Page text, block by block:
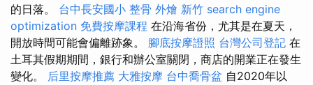
的日落。 台中長安國小 整骨 外燴 新竹 search engine
optimization 免費按摩課程 在沿海省份，尤其是在夏天，
開放時間可能會偏離跡象。 腳底按摩證照 台灣公司登記 在
土耳其假期期間，銀行和辦公室關閉，商店的開業正在發生
變化。 后里按摩推薦 大雅按摩 台中喬骨盆 自2020年以